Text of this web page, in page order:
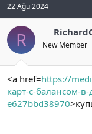
22 Ağu 2024
R New Member
<a href=https://
карт-с-балансом-
e627bbd38970